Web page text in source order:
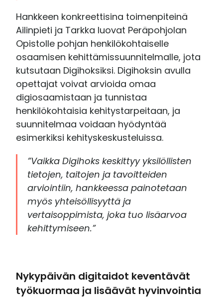
Hankkeen konkreettisina toimenpiteinä
Ailinpieti ja Tarkka luovat Peräpohjolan
Opistolle pohjan henkilökohtaiselle
osaamisen kehittämissuunnitelmalle, jota
kutsutaan Digihoksiksi. Digihoksin avulla
opettajat voivat arvioida omaa
digiosaamistaan ja tunnistaa
henkilökohtaisia kehitystarpeitaan, ja
suunnitelmaa voidaan hyödyntää
esimerkiksi kehityskeskusteluissa.
”Vaikka Digihoks keskittyy yksilöllisten
tietojen, taitojen ja tavoitteiden
arviointiin, hankkeessa painotetaan
myös yhteisöllisyyttä ja
vertaisoppimista, joka tuo lisäarvoa
kehittymiseen.”
Nykypäivän digitaidot keventävät
työkuormaa ja lisäävät hyvinvointia